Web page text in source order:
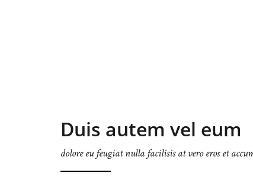
Duis autem vel eum
dolore eu feugiat nulla facilisis at vero eros et